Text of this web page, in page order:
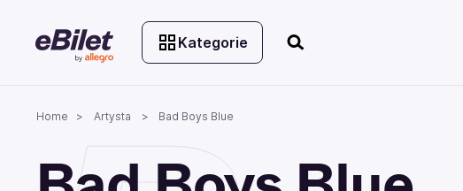
Kategorie
Home Artysta Bad Boys Blue